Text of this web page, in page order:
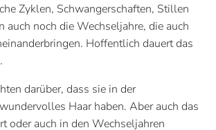
Zyklen, Schwangerschaften, Stillen
auch noch die Wechseljahre, die auch
Hoffentlich dauert das
darüber, dass sie in der
Haar haben. Aber auch das
oder auch in den Wechseljahren